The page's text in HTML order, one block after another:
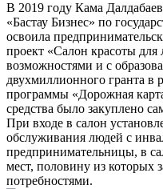
В 2019 году Кама
«Бастау Бизнес» по
освоила
проект «Салон красоты
возможностями и с
двухмиллионного гранта в
программы «Дорожная
средства было закуплено
При входе в салон
обслуживания людей с
предпринимательницы, в
мест, половину из которых
потребностями.